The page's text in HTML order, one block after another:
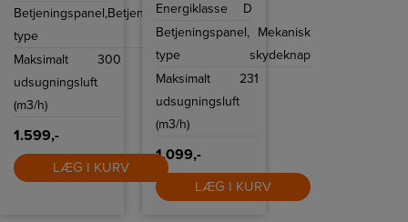
fjerne mad og
af sin kraftfulde
ventilatoren et
blot 55 dB ved
hastighed, hvilket
behageligt
køkkenmiljø.
Betjeningspanel,
type
Betjeningsknapper
Maksimalt
udsugningsluft
(m3/h)
300
1.599,-
LÆG I KURV
hastigheder.
Energiklasse
D
Betjeningspanel,
type
Mekanisk
skydeknap
Maksimalt
udsugningsluft
(m3/h)
231
1.099,-
LÆG I KURV